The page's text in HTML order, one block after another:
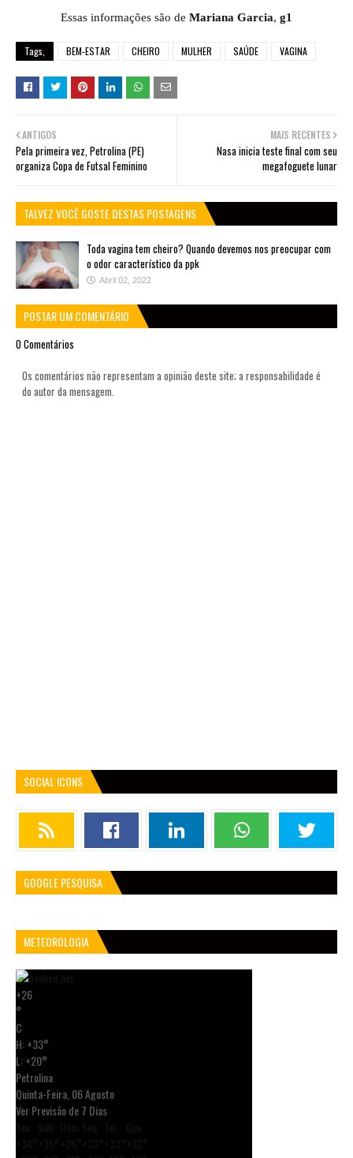
Essas informações são de Mariana Garcia, g1
Tags, BEM-ESTAR CHEIRO MULHER SAÚDE VAGINA
MAIS RECENTES
Nasa inicia teste final com seu
megafoguete lunar
ANTIGOS
Pela primeira vez, Petrolina (PE)
organiza Copa de Futsal Feminino
TALVEZ VOCÊ GOSTE DESTAS POSTAGENS
Toda vagina tem cheiro? Quando devemos nos preocupar com
o odor característico da ppk
Abril 02, 2022
POSTAR UM COMENTÁRIO
0 Comentários
Os comentários não representam a opinião deste site; a responsabilidade é
do autor da mensagem.
SOCIAL ICONS
GOOGLE PESQUISA
METEOROLOGIA
+26
°
C
H:+33°
L:+20°
Petrolina
Quinta-Feira, 06 Agosto
Ver Previsão de 7 Dias